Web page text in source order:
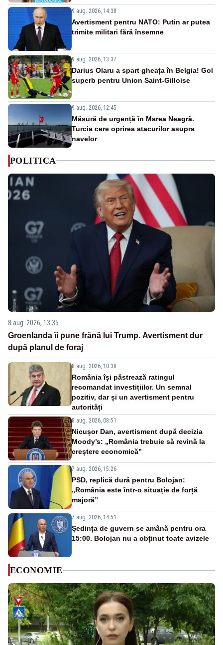
9 aug. 2026, 14:38
Avertisment pentru NATO: Putin ar putea
trimite militari fără însemne
9 aug. 2026, 13:37
Darius Olaru a spart gheața în Belgia! Gol
superb pentru Union Saint-Gilloise
9 aug. 2026, 12:45
Măsură de urgență în Marea Neagră.
Turcia cere oprirea atacurilor asupra
navelor
POLITICA
8 aug. 2026, 13:35
Groenlanda îi pune frână lui Trump. Avertisment dur
după planul de foraj
8 aug. 2026, 10:38
România își păstrează ratingul
recomandat investițiilor. Un semnal
pozitiv, dar și un avertisment pentru
autorități
8 aug. 2026, 08:51
Nicușor Dan, avertisment după decizia
Moody’s: „România trebuie să revină la
creștere economică”
7 aug. 2026, 15:26
PSD, replică dură pentru Bolojan:
„România este într-o situație de forță
majoră”
7 aug. 2026, 14:51
Ședința de guvern se amână pentru ora
15:00. Bolojan nu a obținut toate avizele
ECONOMIE